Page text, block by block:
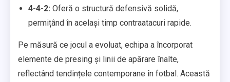
4-4-2: Oferă o structură defensivă solidă,
permițând în același timp contraatacuri rapide.
Pe măsură ce jocul a evoluat, echipa a încorporat
elemente de presing și linii de apărare înalte,
reflectând tendințele contemporane în fotbal. Această